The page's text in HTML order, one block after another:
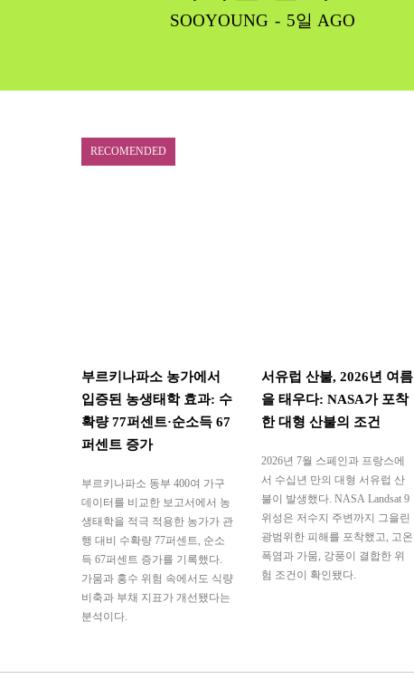
SOOYOUNG - 5일 AGO
RECOMENDED
부르키나파소 농가에서
입증된 농생태학 효과: 수
확량 77퍼센트·순소득 67
퍼센트 증가
부르키나파소 동부 400여 가구
데이터를 비교한 보고서에서 농
생태학을 적극 적용한 농가가 관
행 대비 수확량 77퍼센트, 순소
득 67퍼센트 증가를 기록했다.
가뭄과 홍수 위험 속에서도 식량
비축과 부채 지표가 개선됐다는
분석이다.
서유럽 산불, 2026년 여름
을 태우다: NASA가 포착
한 대형 산불의 조건
2026년 7월 스페인과 프랑스에
서 수십년 만의 대형 서유럽 산
불이 발생했다. NASA Landsat 9
위성은 저수지 주변까지 그을린
광범위한 피해를 포착했고, 고온
폭염과 가뭄, 강풍이 결합한 위
험 조건이 확인됐다.